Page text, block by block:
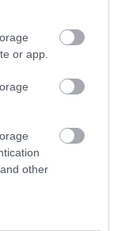
or app.
other